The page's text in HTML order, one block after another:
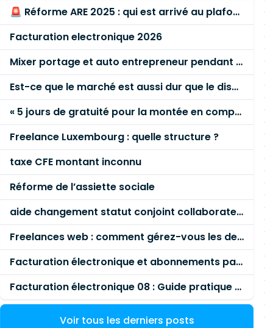
🚨 Réforme ARE 2025 : qui est arrivé au plafond des 60 % en gardant son entreprise ?
Facturation electronique 2026
Mixer portage et auto entrepreneur pendant des années - quel risque ?
Est-ce que le marché est aussi dur que le disent les commerciaux ?
« 5 jours de gratuité pour la montée en compétence »
Freelance Luxembourg : quelle structure ?
taxe CFE montant inconnu
Réforme de l’assiette sociale
aide changement statut conjoint collaborateur
Freelances web : comment gérez-vous les demandes client qui dépassent le devis ?
Facturation électronique et abonnements payés par la société
Facturation électronique 08 : Guide pratique des impôts
Voir tous les derniers posts